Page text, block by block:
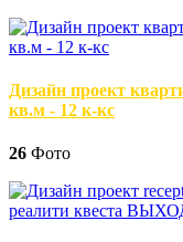
Дизайн проект
кв.м - 12 к-кс
26 Фото